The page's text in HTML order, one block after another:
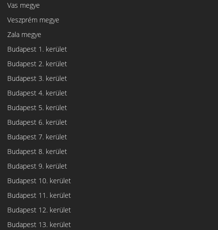
Vas megye
Veszprém megye
Zala megye
Budapest 1. kerület
Budapest 2. kerület
Budapest 3. kerület
Budapest 4. kerület
Budapest 5. kerület
Budapest 6. kerület
Budapest 7. kerület
Budapest 8. kerület
Budapest 9. kerület
Budapest 10. kerület
Budapest 11. kerület
Budapest 12. kerület
Budapest 13. kerület